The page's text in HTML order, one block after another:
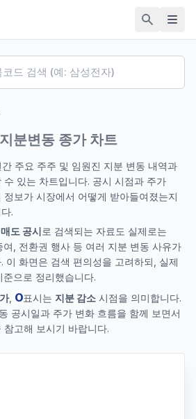
지분변동 종가 차트
간 주요 주주 및 임원진 지분 변동 내역과
있는 차트입니다. 공시 시점과 주가
보가 시장에서 어떻게 받아들여졌는지
.
도 공시로 검색되는 자료도 실제로는
여, 전환권 행사 등 여러 지분 변동 사유가
이 화면은 검색 편의성을 고려하되, 실제
준으로 정리했습니다.
, O표시는 지분 감소 시점을 의미합니다.
공시일과 주가 변화 흐름을 함께 보면서
고해 보시기 바랍니다.